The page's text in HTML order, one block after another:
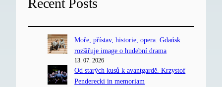
Recent Posts
Moře, přístav, historie, opera. Gdańsk
rozšiřuje image o hudební drama
13. 07. 2026
Od starých kusů k avantgardě. Krzystof
Penderecki in memoriam